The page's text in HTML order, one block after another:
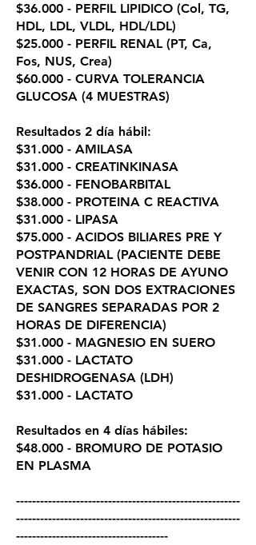
$36.000 - PERFIL LIPIDICO (Col, TG,
HDL, LDL, VLDL, HDL/LDL)
$25.000 - PERFIL RENAL (PT, Ca,
Fos, NUS, Crea)
$60.000 - CURVA TOLERANCIA
GLUCOSA (4 MUESTRAS)
Resultados 2 día hábil:
$31.000 - AMILASA
$31.000 - CREATINKINASA
$36.000 - FENOBARBITAL
$38.000 - PROTEINA C REACTIVA
$31.000 - LIPASA
$75.000 - ACIDOS BILIARES PRE Y
POSTPANDRIAL (PACIENTE DEBE
VENIR CON 12 HORAS DE AYUNO
EXACTAS, SON DOS EXTRACIONES
DE SANGRES SEPARADAS POR 2
HORAS DE DIFERENCIA)
$31.000 - MAGNESIO EN SUERO
$31.000 - LACTATO
DESHIDROGENASA (LDH)
$31.000 - LACTATO
Resultados en 4 días hábiles:
$48.000 - BROMURO DE POTASIO
EN PLASMA
--------------------------------------------------------
--------------------------------------------------------
--------------------------------------